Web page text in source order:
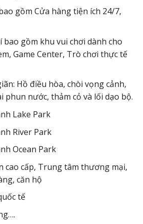
gồm Cửa hàng tiện ích 24/7,
gồm khu vui chơi dành cho
Game Center, Trò chơi thực tế
Hồ điều hòa, chòi vọng cảnh,
phun nước, thảm cỏ và lối dạo bộ.
Lake Park
River Park
Ocean Park
cao cấp, Trung tâm thương mại,
căn hộ
tế